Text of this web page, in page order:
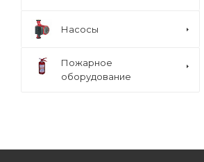
Насосы
Пожарное
оборудование